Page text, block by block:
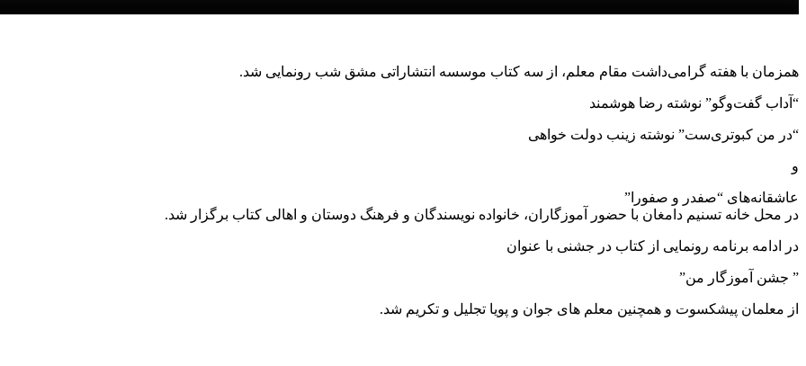
همزمان با هفته گرامی‌داشت مقام معلم، از سه کتاب موسسه انتشاراتی مشق شب رونمایی شد.
“آداب گفت‌و‌گو” نوشته رضا هوشمند
“در من کبوتری‌ست” نوشته زینب دولت خواهی
و
عاشقانه‌های “صفدر و صفورا”
در محل خانه تسنیم دامغان با حضور آموزگاران، خانواده نویسندگان و فرهنگ دوستان و اهالی کتاب برگزار شد.
در ادامه برنامه رونمایی از کتاب در جشنی با عنوان
” جشن آموزگار من”
از معلمان پیشکسوت و همچنین معلم های جوان و پویا تجلیل و تکریم شد.